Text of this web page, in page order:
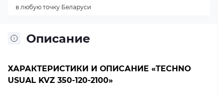
Описание
ХАРАКТЕРИСТИКИ И ОПИСАНИЕ «TECHNO
USUAL KVZ 350-120-2100»
в любую точку Беларуси